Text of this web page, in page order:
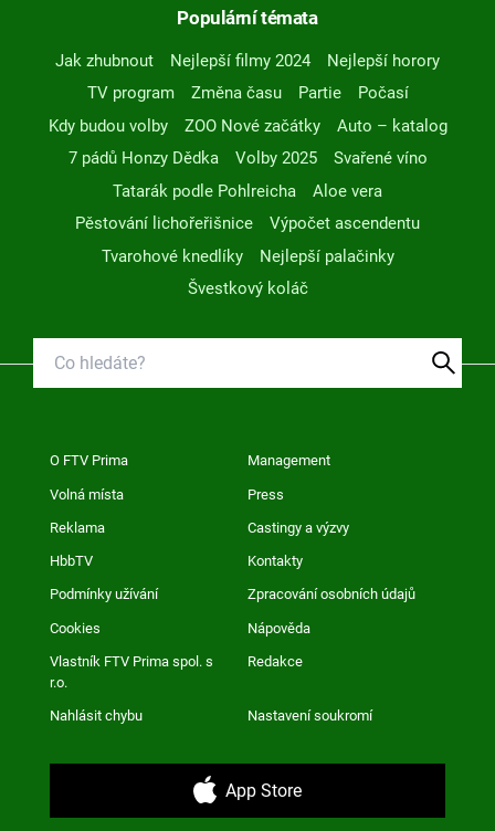
Populární témata
Jak zhubnout Nejlepší filmy 2024
Nejlepší horory
TV program
Změna času Partie
Počasí
Kdy budou volby
ZOO Nové začátky
Auto – katalog
7 pádů Honzy Dědka
Volby 2025
Svařené víno
Tatarák podle Pohlreicha
Aloe vera
Pěstování lichořeřišnice
Výpočet ascendentu
Tvarohové knedlíky
Nejlepší palačinky
Švestkový koláč
O FTV Prima Management
Volná místa Press
Reklama Castingy a výzvy
HbbTV Kontakty
Podmínky užívání Zpracování osobních údajů
Cookies Nápověda
Vlastník FTV Prima spol. s
r.o.
Redakce
Nahlásit chybu Nastavení soukromí
App Store